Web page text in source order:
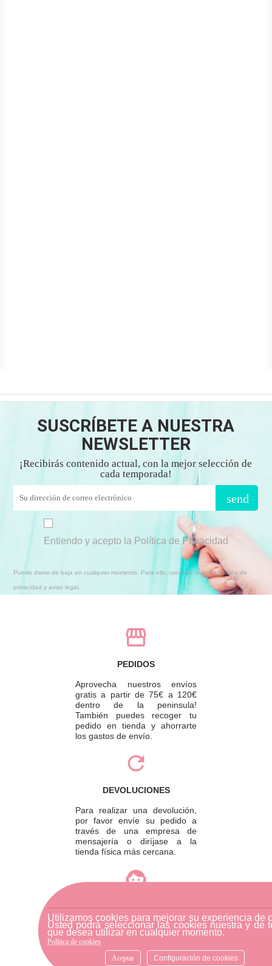
Utilizamos cookies para mejorar su experiencia de
Usted podrá seleccionar las cookies nuestra y de
que desea utilizar en cualquier momento.
Política de cookies
Aceptar
Configuración de cookies
SUSCRÍBETE A NUESTRA
NEWSLETTER
¡Recibirás contenido actual, con la mejor selección de
cada temporada!
send
Entiendo y acepto la Política de Privacidad
Puede darse de baja en cualquier momento. Para ello, consulte nuestra política de
privacidad y aviso legal.
PEDIDOS
Aprovecha nuestros envíos
gratis a partir de 75€ a 120€
dentro de la peninsula!
También puedes recoger tu
pedido en tienda y ahorrarte
los gastos de envío.
DEVOLUCIONES
Para realizar una devolución,
por favor envíe su pedido a
través de una empresa de
mensajería o diríjase a la
tienda física más cercana.
ATENCIÓN AL CLIENTE
Si necesitas ayuda, no dudes
en escribirnos por medio de
WhatsApp al número
633540808. Estamos aquí para
resolver tus dudas y ofrecerte